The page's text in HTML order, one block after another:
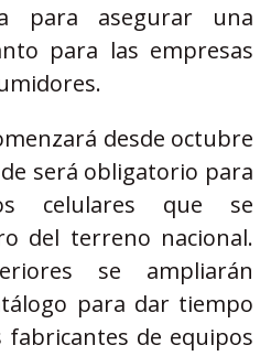
para asegurar una
para las empresas
desde octubre
será obligatorio para
celulares que se
del terreno nacional.
se ampliarán
para dar tiempo
fabricantes de equipos